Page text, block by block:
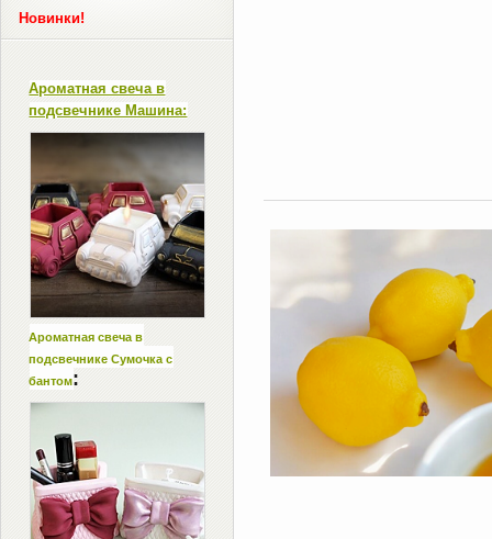
Новинки!
Ароматная свеча в
подсвечнике Машина:
Ароматная свеча в
подсвечнике Сумочка с
бантом: